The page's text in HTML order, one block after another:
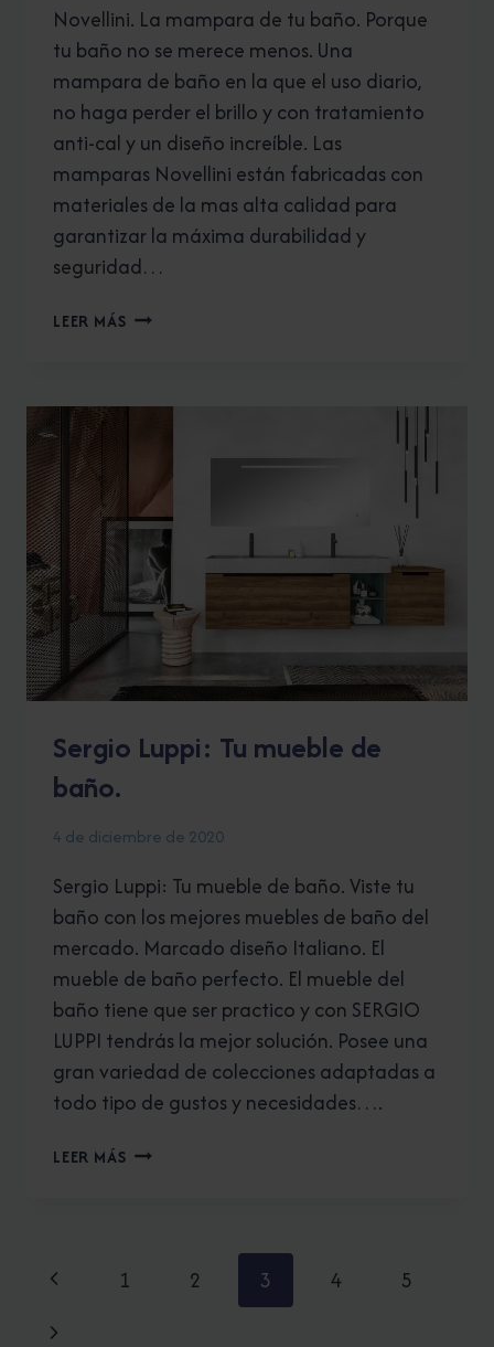
Novellini. La mampara de tu baño. Porque
tu baño no se merece menos. Una
mampara de baño en la que el uso diario,
no haga perder el brillo y con tratamiento
anti-cal y un diseño increíble. Las
mamparas Novellini están fabricadas con
materiales de la mas alta calidad para
garantizar la máxima durabilidad y
seguridad…
LEER MÁS NOVELLINI:
TU
Sergio Luppi: Tu mueble de
baño.
4 de diciembre de 2020
Sergio Luppi: Tu mueble de baño. Viste tu
baño con los mejores muebles de baño del
mercado. Marcado diseño Italiano. El
mueble de baño perfecto. El mueble del
baño tiene que ser practico y con SERGIO
LUPPI tendrás la mejor solución. Posee una
gran variedad de colecciones adaptadas a
todo tipo de gustos y necesidades….
LEER MÁS SERGIO
BAÑO.
Navegación
Página
anterior
1 2 3 4
5
Siguiente